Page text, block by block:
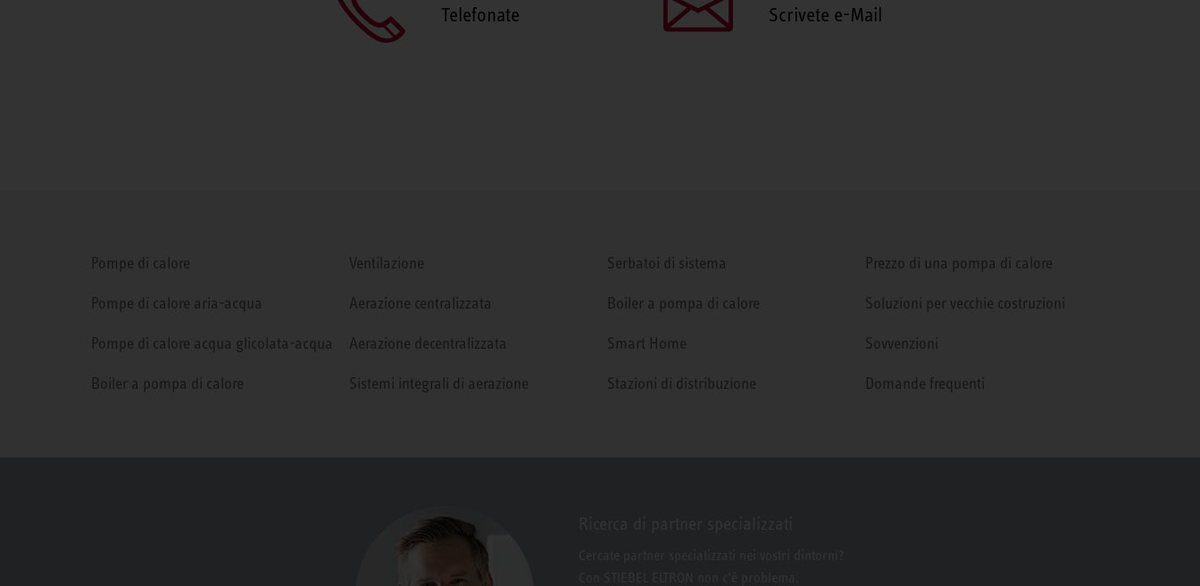
Telefonate Scrivete e-Mail
Pompe di calore
Pompe di calore aria-acqua
Pompe di calore acqua glicolata-acqua
Boiler a pompa di calore
Ventilazione
Aerazione centralizzata
Aerazione decentralizzata
Sistemi integrali di aerazione
Serbatoi di sistema
Boiler a pompa di calore
Smart Home
Stazioni di distribuzione
Prezzo di una pompa di calore
Soluzioni per vecchie costruzioni
Sovvenzioni
Domande frequenti